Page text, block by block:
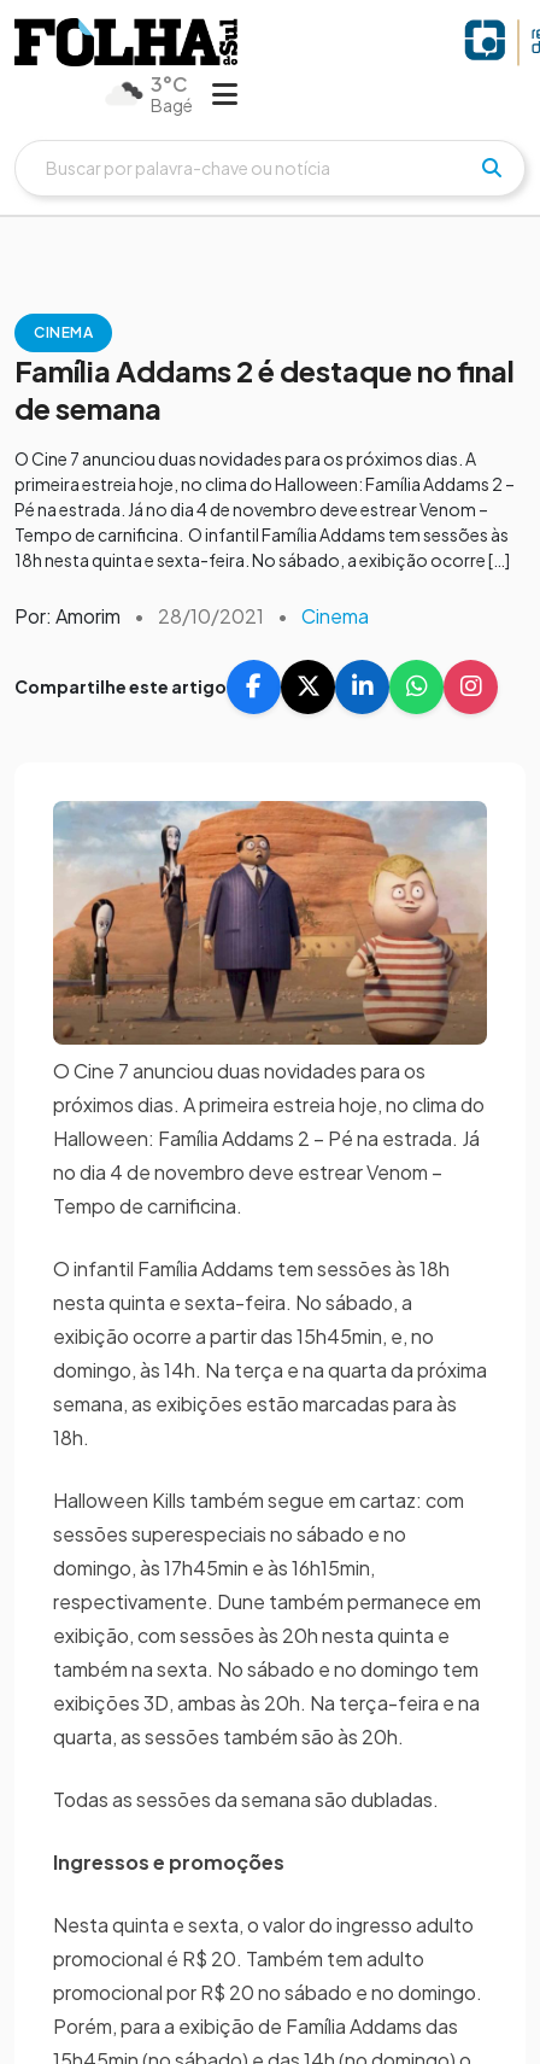
3°C
Bagé
CINEMA
Família Addams 2 é destaque no final
de semana
O Cine 7 anunciou duas novidades para os próximos dias. A
primeira estreia hoje, no clima do Halloween: Família Addams 2 –
Pé na estrada. Já no dia 4 de novembro deve estrear Venom –
Tempo de carnificina. O infantil Família Addams tem sessões às
18h nesta quinta e sexta-feira. No sábado, a exibição ocorre […]
Por: Amorim • 28/10/2021 • Cinema
Compartilhe este artigo
O Cine 7 anunciou duas novidades para os
próximos dias. A primeira estreia hoje, no clima do
Halloween: Família Addams 2 – Pé na estrada. Já
no dia 4 de novembro deve estrear Venom –
Tempo de carnificina.
O infantil Família Addams tem sessões às 18h
nesta quinta e sexta-feira. No sábado, a
exibição ocorre a partir das 15h45min, e, no
domingo, às 14h. Na terça e na quarta da próxima
semana, as exibições estão marcadas para às
18h.
Halloween Kills também segue em cartaz: com
sessões superespeciais no sábado e no
domingo, às 17h45min e às 16h15min,
respectivamente. Dune também permanece em
exibição, com sessões às 20h nesta quinta e
também na sexta. No sábado e no domingo tem
exibições 3D, ambas às 20h. Na terça-feira e na
quarta, as sessões também são às 20h.
Todas as sessões da semana são dubladas.
Ingressos e promoções
Nesta quinta e sexta, o valor do ingresso adulto
promocional é R$ 20. Também tem adulto
promocional por R$ 20 no sábado e no domingo.
Porém, para a exibição de Família Addams das